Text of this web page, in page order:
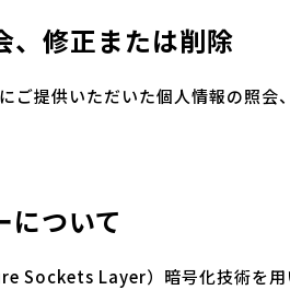
、修正または削除
ご提供いただいた個人情報の照
について
Sockets Layer）暗号化技術を用